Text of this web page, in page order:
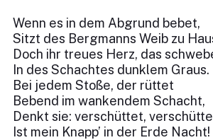
Wenn es in dem Abgrund bebet,
Sitzt des Bergmanns Weib zu
Doch ihr treues Herz, das
In des Schachtes dunklem Graus.
Bei jedem Stoße, der rüttet
Bebend im wankendem Schacht,
Denkt sie: verschüttet,
Ist mein Knapp’ in der Erde Nacht!